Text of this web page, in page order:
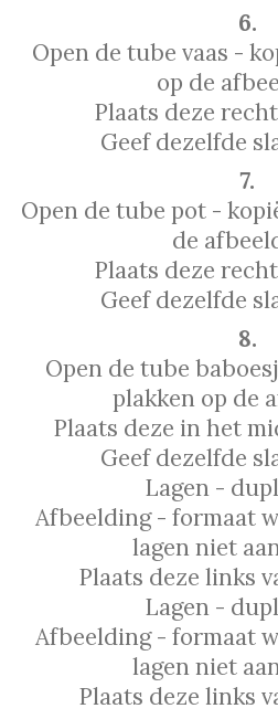
6.
Open de tube vaas -
op de
Plaats deze
Geef dezelfde
7.
Open de tube pot -
de
Plaats deze
Geef dezelfde
8.
Open de tube
plakken op de
Plaats deze in het
Geef dezelfde
Lagen -
Afbeelding - formaat
lagen niet
Plaats deze links
Lagen -
Afbeelding - formaat
lagen niet
Plaats deze links